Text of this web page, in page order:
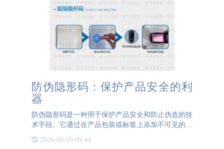
防伪隐形码：保护产品安全的利
器
防伪隐形码是一种用于保护产品安全和防止伪造的技
术手段。它通过在产品包装或标签上添加不可见的特
伪隐形码的原理、应用和优势，以及其在保护产品安
2026-06-09 09:44